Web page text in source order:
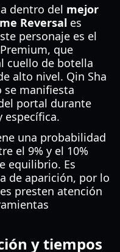
dentro del mejor
Reversal es
personaje es el
que
cuello de botella
alto nivel. Qin Sha
se manifiesta
portal durante
específica.
una probabilidad
el 9% y el 10%
equilibrio. Es
de aparición, por lo
presten atención
y tiempos